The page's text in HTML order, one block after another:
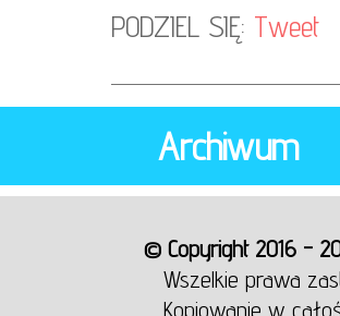
PODZIEL SIĘ: Tweet
Archiwum
© Copyright 2016 -
Wszelkie prawa
Kopiowanie w